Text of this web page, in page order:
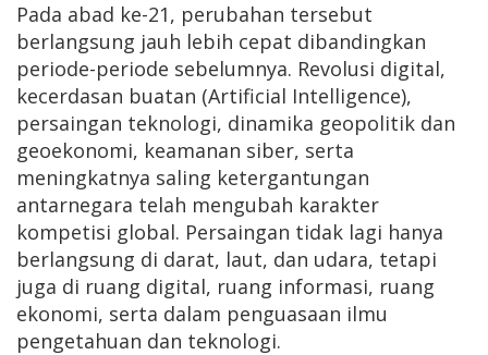
Pada abad ke-21, perubahan tersebut
berlangsung jauh lebih cepat dibandingkan
periode-periode sebelumnya. Revolusi digital,
kecerdasan buatan (Artificial Intelligence),
persaingan teknologi, dinamika geopolitik dan
geoekonomi, keamanan siber, serta
meningkatnya saling ketergantungan
antarnegara telah mengubah karakter
kompetisi global. Persaingan tidak lagi hanya
berlangsung di darat, laut, dan udara, tetapi
juga di ruang digital, ruang informasi, ruang
ekonomi, serta dalam penguasaan ilmu
pengetahuan dan teknologi.